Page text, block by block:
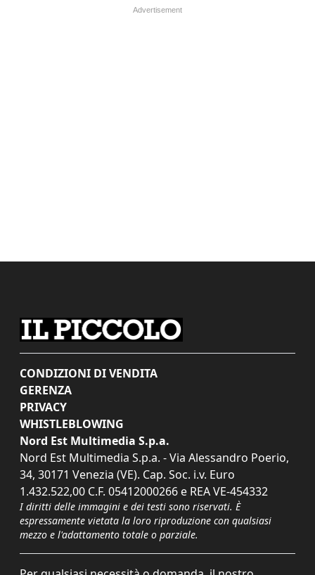
CONDIZIONI DI VENDITA
GERENZA
PRIVACY
WHISTLEBLOWING
Nord Est Multimedia S.p.a.
Nord Est Multimedia S.p.a. - Via Alessandro Poerio,
34, 30171 Venezia (VE). Cap. Soc. i.v. Euro
1.432.522,00 C.F. 05412000266 e REA VE-454332
I diritti delle immagini e dei testi sono riservati. È
espressamente vietata la loro riproduzione con qualsiasi
mezzo e l'adattamento totale o parziale.